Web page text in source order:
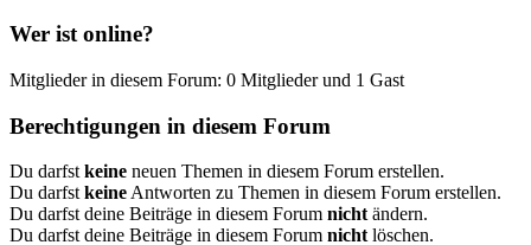
Wer ist online?
Mitglieder in diesem Forum: 0 Mitglieder und 1 Gast
Berechtigungen in diesem Forum
Du darfst keine neuen Themen in diesem Forum erstellen.
Du darfst keine Antworten zu Themen in diesem Forum erstellen.
Du darfst deine Beiträge in diesem Forum nicht ändern.
Du darfst deine Beiträge in diesem Forum nicht löschen.